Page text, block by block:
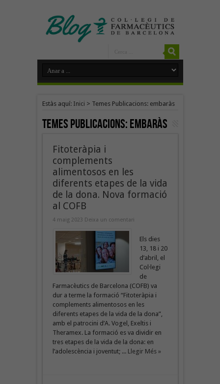
Estàs aquí: Inici > Temes Publicacions: embaràs
Temes Publicacions:embaràs
Fitoteràpia i
complements
alimentosos en les
diferents etapes de la vida
de la dona. Nova formació
al COFB
4 maig 2023 Deixa un comentari
Els dies
13, 18 i 20
d’abril, el
Col·legi
de
Farmacèutics de Barcelona (COFB) va
dur a terme la formació “Fitoteràpia i
complements alimentosos en les
diferents etapes de la vida de la dona”,
amb el patrocini d’A. Vogel, Exeltis i
Theramex. La formació es va dividir en
tres etapes de la vida de la dona: en
l’adolescència i joventut; ... Llegir Més »